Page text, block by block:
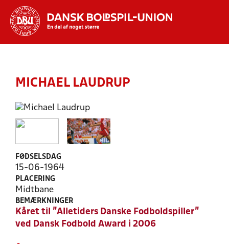
MICHAEL LAUDRUP
FØDSELSDAG
15-06-1964
PLACERING
Midtbane
BEMÆRKNINGER
Kåret til "Alletiders Danske Fodboldspiller"
ved Dansk Fodbold Award i 2006